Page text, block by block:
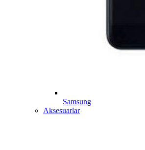
Samsung
Aksesuarlar